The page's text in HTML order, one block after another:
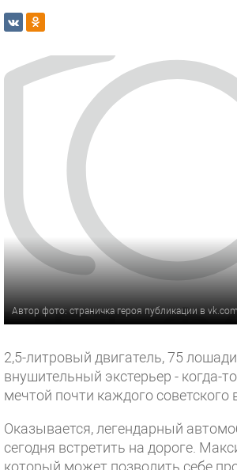
Автор фото: страничка героя публикации в vk.com
2,5-литровый двигатель, 75
внушительный экстерьер - когда-
мечтой почти каждого советского
Оказывается, легендарный
сегодня встретить на дороге.
который может позволить себе